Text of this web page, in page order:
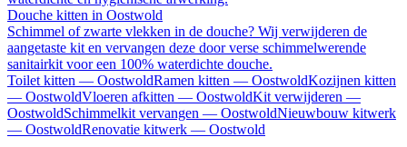
Douche kitten in Oostwold
Schimmel of zwarte vlekken in de douche? Wij verwijderen de
aangetaste kit en vervangen deze door verse schimmelwerende
sanitairkit voor een 100% waterdichte douche.
Toilet kitten — OostwoldRamen kitten — OostwoldKozijnen kitten
— OostwoldVloeren afkitten — OostwoldKit verwijderen —
OostwoldSchimmelkit vervangen — OostwoldNieuwbouw kitwerk
— OostwoldRenovatie kitwerk — Oostwold